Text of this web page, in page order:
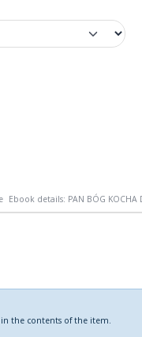
Ebook details: PAN BÓG KOCHA
the contents of the item.